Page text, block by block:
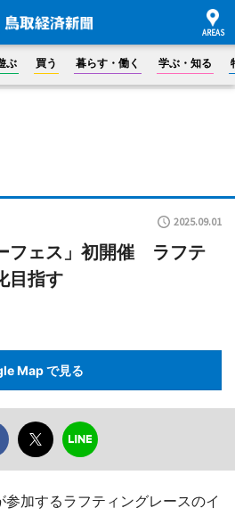
ぶ 買う 暮らす・働く 学ぶ・知る
2025.09.01
フェス」初開催 ラフテ
目指す
Map で見る
加するラフティングレースのイ